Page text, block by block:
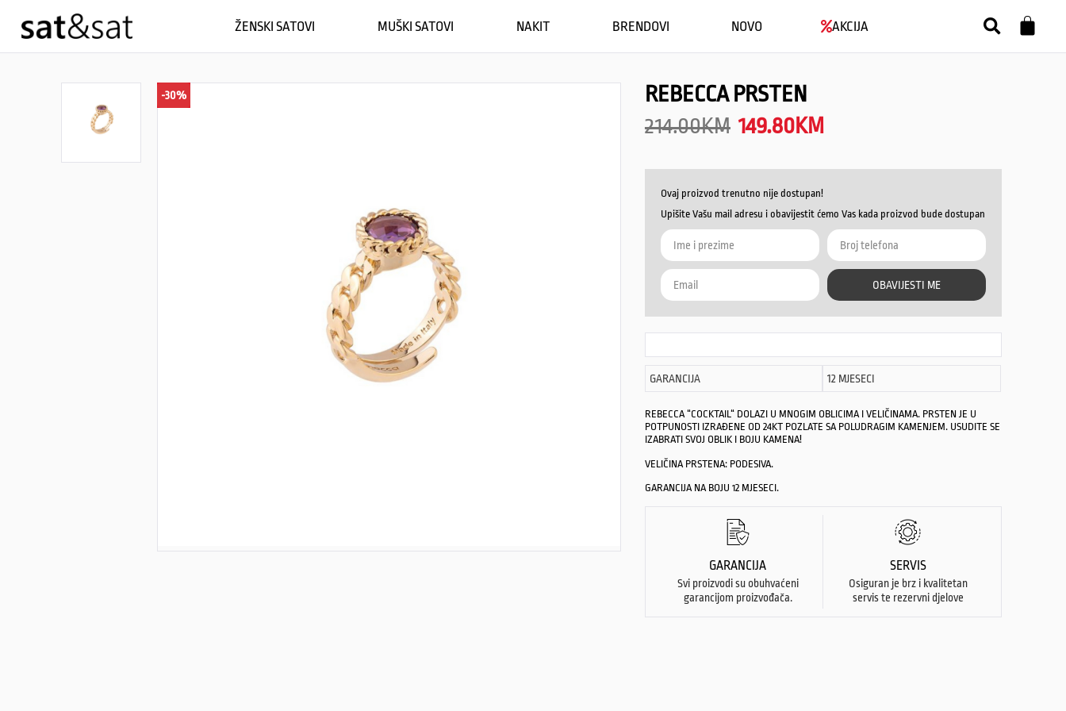
ŽENSKI SATOVI MUŠKI SATOVI NAKIT BRENDOVI NOVO AKCIJA
-30%
REBECCA PRSTEN
214.00KM 149.80KM
Ovaj proizvod trenutno nije dostupan!
Upišite Vašu mail adresu i obavijestit ćemo Vas kada proizvod bude dostupan
OBAVIJESTI ME
GARANCIJA 12 MJESECI
REBECCA “COCKTAIL“ DOLAZI U MNOGIM OBLICIMA I VELIČINAMA. PRSTEN JE U
POTPUNOSTI IZRAĐENE OD 24KT POZLATE SA POLUDRAGIM KAMENJEM. USUDITE SE
IZABRATI SVOJ OBLIK I BOJU KAMENA!
VELIČINA PRSTENA: PODESIVA.
GARANCIJA NA BOJU 12 MJESECI.
GARANCIJA
Svi proizvodi su obuhvaćeni
garancijom proizvođača.
SERVIS
Osiguran je brz i kvalitetan
servis te rezervni djelove